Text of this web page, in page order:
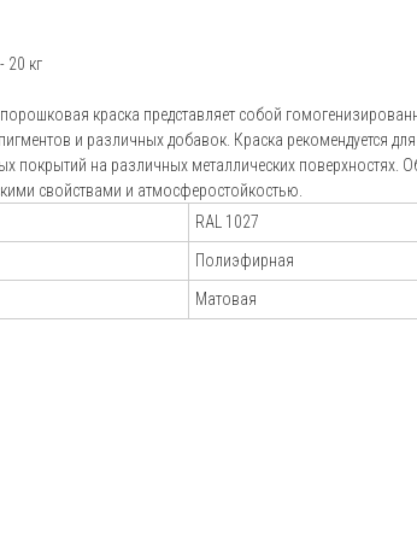
г. Ярославль, ул.
16с34
краски
20 кг
краска представляет собой
и различных добавок. Краска рекомендуется
покрытий на различных металлических поверхностях.
свойствами и атмосферостойкостью.
RAL 1027
Полиэфирная
Матовая